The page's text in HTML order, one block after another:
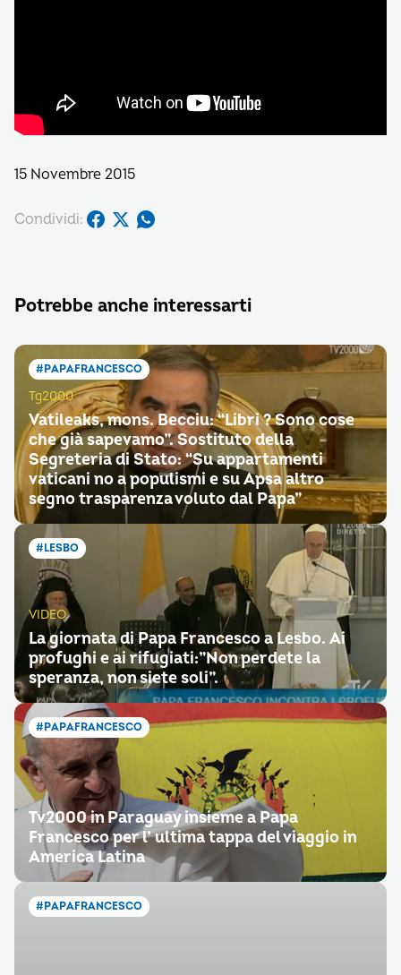
15 Novembre 2015
Condividi:
Potrebbe anche interessarti
#PAPAFRANCESCO
Tg2000
Vatileaks, mons. Becciu: “Libri ? Sono cose
che già sapevamo”. Sostituto della
Segreteria di Stato: “Su appartamenti
vaticani no a populismi e su Apsa altro
segno trasparenza voluto dal Papa”
#LESBO
VIDEO
La giornata di Papa Francesco a Lesbo. Ai
profughi e ai rifugiati:”Non perdete la
speranza, non siete soli”.
#PAPAFRANCESCO
Tv2000 in Paraguay insieme a Papa
Francesco per l’ ultima tappa del viaggio in
America Latina
#PAPAFRANCESCO